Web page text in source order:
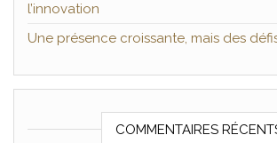
l’innovation
Une présence croissante, mais des
COMMENTAIRES